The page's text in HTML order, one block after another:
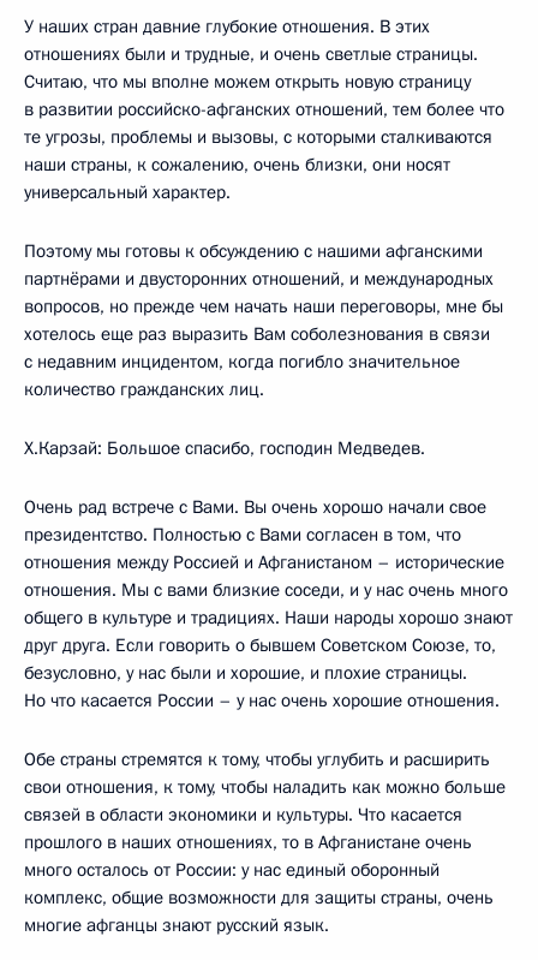
У наших стран давние глубокие отношения. В этих
отношениях были и трудные, и очень светлые страницы.
Считаю, что мы вполне можем открыть новую страницу
в развитии российско-афганских отношений, тем более что
те угрозы, проблемы и вызовы, с которыми сталкиваются
наши страны, к сожалению, очень близки, они носят
универсальный характер.
Поэтому мы готовы к обсуждению с нашими афганскими
партнёрами и двусторонних отношений, и международных
вопросов, но прежде чем начать наши переговоры, мне бы
хотелось еще раз выразить Вам соболезнования в связи
с недавним инцидентом, когда погибло значительное
количество гражданских лиц.
Х.Карзай: Большое спасибо, господин Медведев.
Очень рад встрече с Вами. Вы очень хорошо начали свое
президентство. Полностью с Вами согласен в том, что
отношения между Россией и Афганистаном – исторические
отношения. Мы с вами близкие соседи, и у нас очень много
общего в культуре и традициях. Наши народы хорошо знают
друг друга. Если говорить о бывшем Советском Союзе, то,
безусловно, у нас были и хорошие, и плохие страницы.
Но что касается России – у нас очень хорошие отношения.
Обе страны стремятся к тому, чтобы углубить и расширить
свои отношения, к тому, чтобы наладить как можно больше
связей в области экономики и культуры. Что касается
прошлого в наших отношениях, то в Афганистане очень
много осталось от России: у нас единый оборонный
комплекс, общие возможности для защиты страны, очень
многие афганцы знают русский язык.